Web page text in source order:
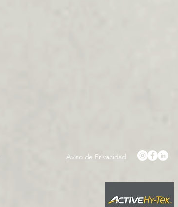
Aviso de Privacidad